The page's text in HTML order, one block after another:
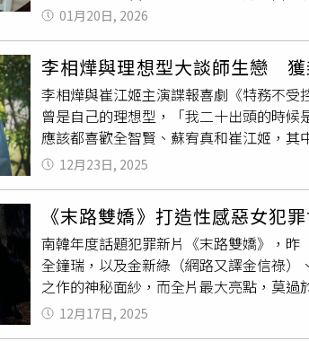
瘦身法：她強調良好的睡眠品質能幫助
易科罰金18萬元；該筆訂單餐點價格為
996元，命其返還滷味費用，以示懲戒。
摸到下 下場慘了． 生命鬥士慘了！「掛
手落網「踩高跟鞋領贓款」50萬入袋 正
目的話題之作！韓劇《
洪小姐》亮
始祖鳥CP的爆笑互動與高甜名場面念念
級漫改劇《社內相親》、以及《酒醉羅曼
表》編劇文現敬。黃金製作團隊強強聯手
喜劇盛宴，勢必再掀起一股追劇熱潮。（
「極限偽裝」精分演技爆笑全場「韓劇
分飾兩角般的「極限偽裝」。劇中她本是
的貪腐資金流動，利用天生童顏優勢，化
鳥新人的青澀慌張，內心卻又精明地瘋
卻在新任代表——同時也是她大學前男友
3. 高庚杓變身理性霸總，隔13年二搭朴
庚杓，兩人繼經典劇集《鄰家花美男》
韓民證券新任代表「申仃優」，是一位
人。有趣的是，這位看似冷酷的理性男，
段剪不斷理還亂的緣分，註定要在充滿
01月20日, 2026
李相燁與理想型大談師生戀
李相燁與崔江姬主演諜報喜劇《特務不
曾是自己的理想型，「我二十出頭的時
應該都喜歡全智賢、蘇宥真和崔江姬，
覺得很神奇，拍攝期間總是很緊張，到
「愛情劇式的眼睛」的李相燁，在《特
認為他的眼睛非常純淨善良。此次因為劇
當惋惜，不過李相燁也覺得感情在劇裡
著名的老婆傻瓜。（圖／中天娛樂台提供
在綜藝分享對於太太的暱稱，竟是用娃娃
當初李相燁談及要結婚洋溢著幸福的模
太的美貌著迷，讓當時正在開車的他相當
12月23日, 2025
《末路雙嬌》打造性感惡女犯
南韓年度話題犯罪新片《末路雙嬌》，昨
全鐘瑞，以及金新綠（網路又譯金信祿）
之作的神秘面紗，而全片最大亮點，莫
本身就具備極強的「角色象徵性」，不
度擔綱商業電影女主角的韓韶禧坦言，
12月17日, 2025